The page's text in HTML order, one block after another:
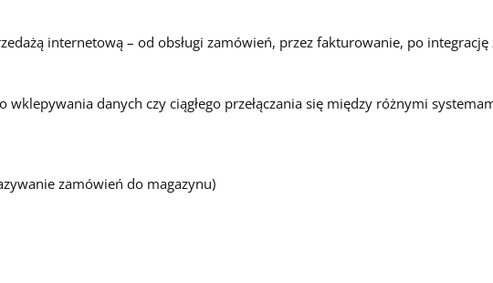
internetową – od obsługi zamówień, przez fakturowanie, po
danych czy ciągłego przełączania się między różnymi
zamówień do magazynu)